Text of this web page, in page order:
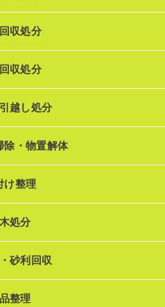
収処分
収処分
越し処分
除・物置解体
け整理
処分
砂利回収
整理